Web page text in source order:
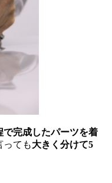
完成したパーツを着
っても大きく分けて5